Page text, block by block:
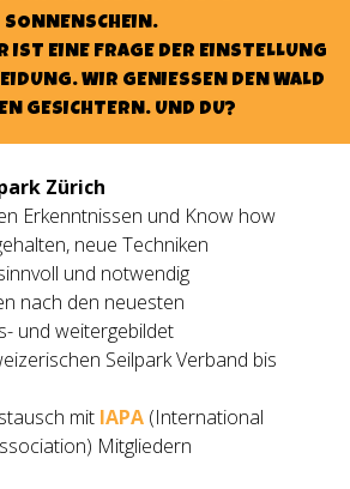
SONNENSCHEIN.
IST EINE FRAGE DER EINSTELLUNG
WIR GENIESSEN DEN WALD
GESICHTERN. UND DU?
Zürich
Erkenntnissen und Know how
neue Techniken
und notwendig
nach den neuesten
und weitergebildet
Seilpark Verband bis
mit IAPA(International
Mitgliedern